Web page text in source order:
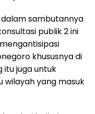
sambutannya
publik 2 ini
khususnya di
itu juga untuk
wilayah yang masuk